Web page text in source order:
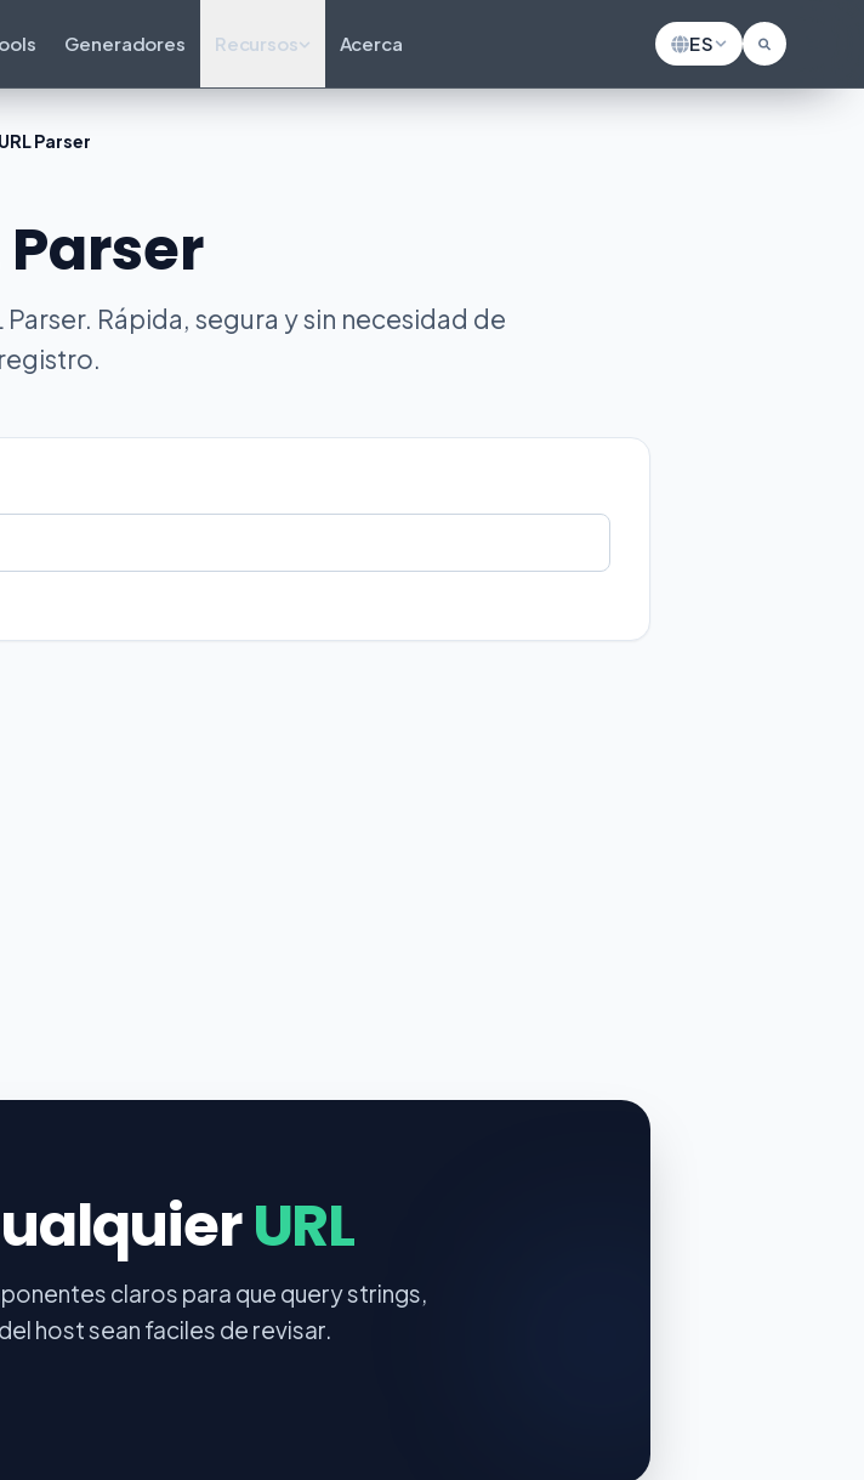
Generadores Recursos Acerca ES
URL Parser
Parser
Rápida, segura y sin necesidad de
registro.
URL
claros para que query strings,
host sean faciles de revisar.